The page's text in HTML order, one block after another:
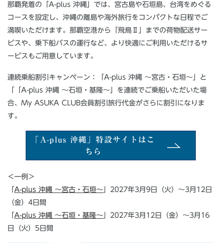
那覇発着の「A-plus 沖縄」では、宮古島や石垣島、台湾をめぐる
コースを設定し、沖縄の離島や海外旅行をコンパクトな日程でご
満喫いただけます。那覇空港から「飛鳥Ⅱ」までの荷物配送サー
ビスや、乗下船バスの運行など、より快適にご利用いただけるサ
ービスもご用意しています。
連続乗船割引キャンペーン：「A-plus 沖縄 ～宮古・石垣～」と
「「A-plus 沖縄 〜石垣・基隆〜」を連続でご乗船いただいた場
合、My ASUKA CLUB会員割引旅行代金がさらに割引になりま
す。
「A-plus 沖縄」特設サイトはこ
ちら
＜一例＞
「A-plus 沖縄 〜宮古・石垣〜 」2027年3月9日（火）～3月12日
（金）4日間
「A-plus 沖縄 〜石垣・基隆〜 」2027年3月12日（金）～3月16
日（火）5日間